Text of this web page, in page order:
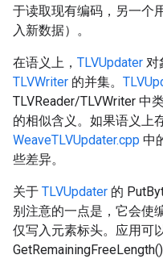
于读取现有编码，另一个
入新数据）。
在语义上， TLVUpdater 对
TLVWriter 的并集。
TLVReader/TLVWriter 中
的相似含义。如果语义上
WeaveTLVUpdater.cpp 中
些差异。
关于 TLVUpdater 的
别注意的一点是，它会使
仅写入元素标头。应用可